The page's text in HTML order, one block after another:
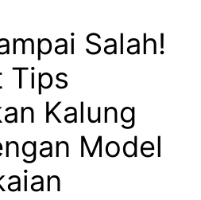
Salah!
Tips
Kalung
Model